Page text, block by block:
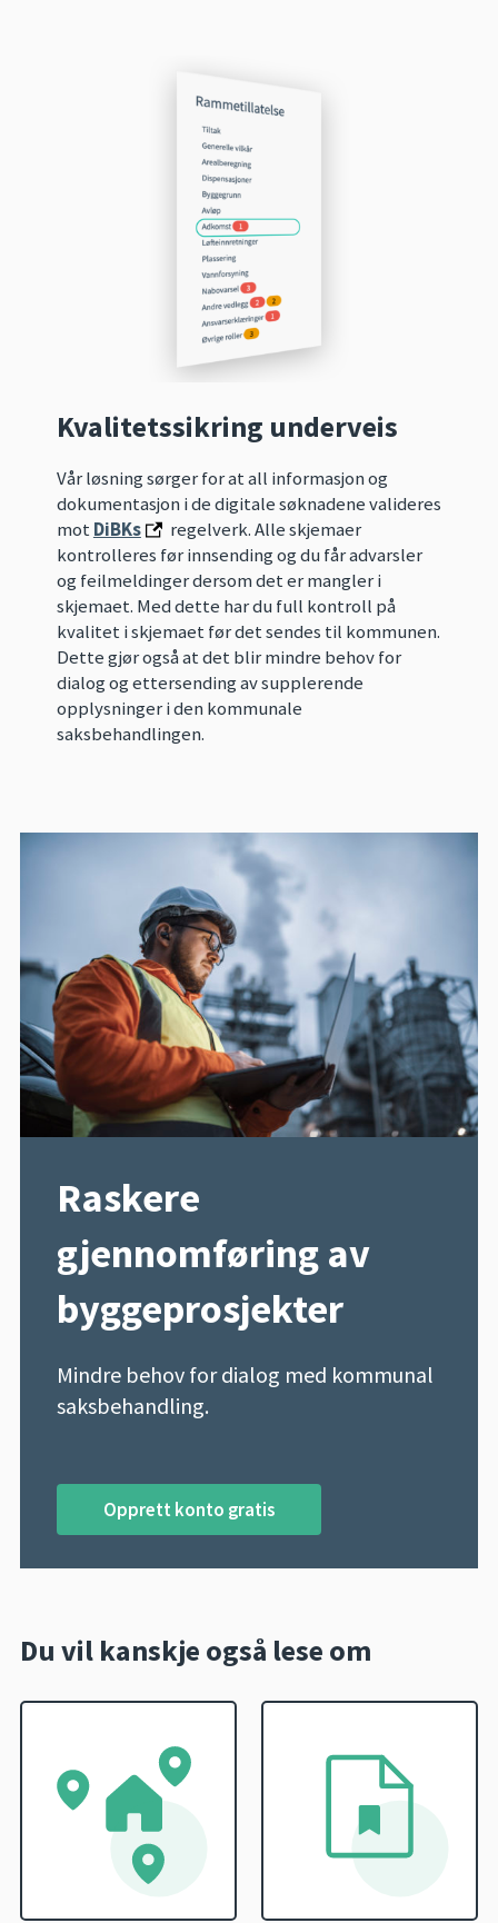
Kvalitetssikring underveis
Vår løsning sørger for at all informasjon og
dokumentasjon i de digitale søknadene valideres
motDiBKs
regelverk. Alle skjemaer
kontrolleres før innsending og du får advarsler
og feilmeldinger dersom det er mangler i
skjemaet. Med dette har du full kontroll på
kvalitet i skjemaet før det sendes til kommunen.
Dette gjør også at det blir mindre behov for
dialog og ettersending av supplerende
opplysninger i den kommunale
saksbehandlingen.
Raskere
gjennomføring av
byggeprosjekter
Mindre behov for dialog med kommunal
saksbehandling.
Opprett konto gratis
Du vil kanskje også lese om